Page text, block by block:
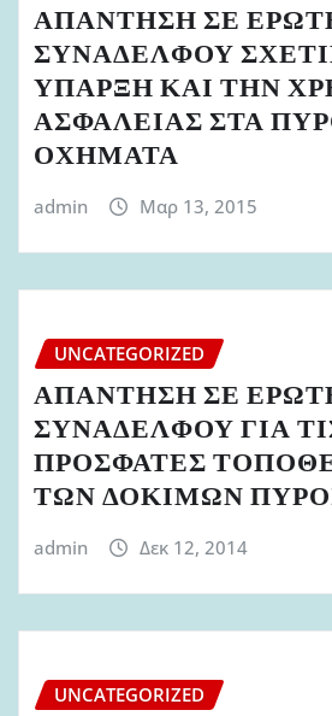
ΑΠΑΝΤΗΣΗ ΣΕ
ΣΥΝΑΔΕΛΦΟΥ
ΥΠΑΡΞΗ ΚΑΙ ΤΗΝ
ΑΣΦΑΛΕΙΑΣ ΣΤΑ
ΟΧΗΜΑΤΑ
admin Μαρ 13, 2015
UNCATEGORIZED
ΑΠΑΝΤΗΣΗ ΣΕ
ΣΥΝΑΔΕΛΦΟΥ ΓΙΑ
ΠΡΟΣΦΑΤΕΣ
ΤΩΝ ΔΟΚΙΜΩΝ
admin Δεκ 12, 2014
UNCATEGORIZED